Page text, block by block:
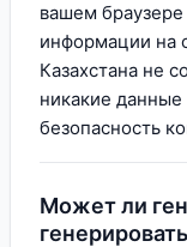
вашем браузере
информации на
Казахстана не
никакие
безопасность
Может ли